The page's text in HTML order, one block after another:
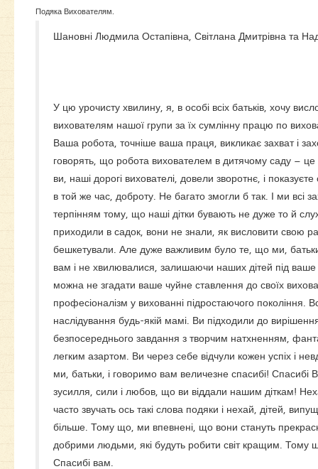
Подяка Вихователям.
Шановні Людмила Остапівна, Світлана Дмитрівна та
У цю урочисту хвилину, я, в особі всіх батьків, хочу
вихователям нашої групи за їх сумлінну працю по
Ваша робота, точніше ваша праця, викликає захват і
говорять, що робота вихователем в дитячому саду –
ви, наші дорогі вихователі, довели зворотнє, і показуєте
в той же час, доброту. Не багато змогли б так. І ми всі
терпінням тому, що наші дітки бувають не дуже то й
приходили в садок, вони не знали, як висловити свою
бешкетували. Але дуже важливим було те, що ми,
вам і не хвилювалися, залишаючи наших дітей під
можна не згадати ваше чуйне ставлення до своїх
професіоналізм у вихованні підростаючого покоління.
наслідування будь-якій мамі. Ви підходили до
безпосереднього завдання з творчим натхненням,
легким азартом. Ви через себе відчули кожен успіх і
ми, батьки, і говоримо вам величезне спасибі! Спасибі
зусилля, сили і любов, що ви віддали нашим діткам!
часто звучать ось такі слова подяки і нехай, дітей,
більше. Тому що, ми впевнені, що вони стануть
добрими людьми, які будуть робити світ кращим. Тому
Спасибі вам.